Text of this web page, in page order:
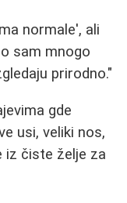
normale', ali
sam mnogo
prirodno."
gde
usi, veliki nos,
iz čiste želje za